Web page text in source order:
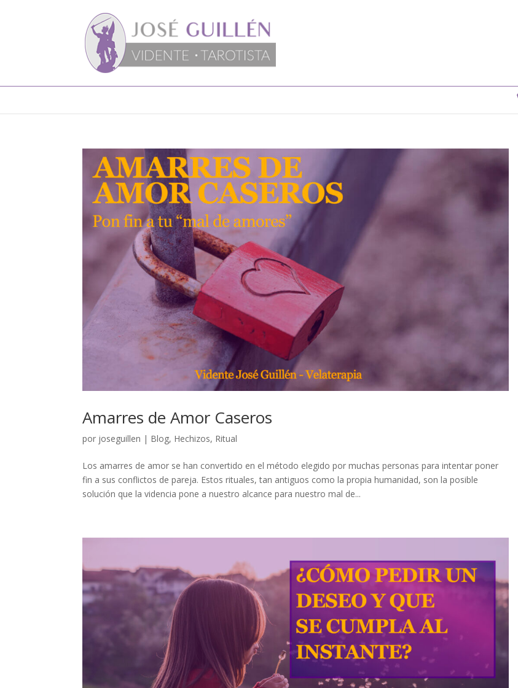
Tv Directo:
Amarres de Amor Caseros
por joseguillen | Blog, Hechizos, Ritual
Los amarres de amor se han convertido en el método elegido por muchas personas para intentar poner
fin a sus conflictos de pareja. Estos rituales, tan antiguos como la propia humanidad, son la posible
solución que la videncia pone a nuestro alcance para nuestro mal de...